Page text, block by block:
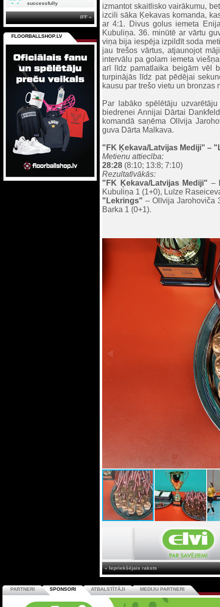
izmantot skaitlisko vairākumu,
izcili sāka Ķekavas komanda,
ar 4:1. Divus golus iemeta
Kubuliņa. 36. minūtē ar vārtu
viņa bija iespēja izpildīt soda
jau trešos vārtus, atjaunojot
intervālu pa golam iemeta
arī līdz pamatlaika beigām vēl
turpinājās līdz pat pēdējai
kausu par trešo vietu un
Par labāko spēlētāju
biedrenei Annijai Dārtai
komandā saņēma Olīvija
guva Dārta Malkava.
"FK Ķekava/Latvijas Mediji" –
Metienu attiecība:
28:28 (8:10; 13:8; 7:10)
Rezultatīvākās:
"FK Ķekava/Latvijas Mediji" –
Kubuliņa 1 (1+0), Luīze
"Lekrings" – Olīvija Jarohoviča
Barka 1 (0+1).
« Iepriekšējais raksts
successfully
IFF »
FLOORBALLSHOP.LV
PARTNERI SPONSORI ATBALSTĪTĀJI MEDIJU PARTNERI